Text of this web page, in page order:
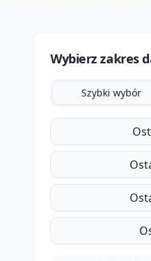
Wybierz zakres
Szybki wybór